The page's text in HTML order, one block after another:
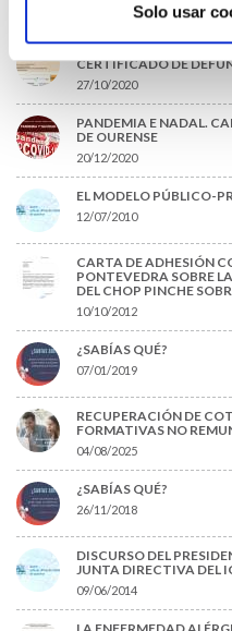
Solo usar
ACLARACIONES PARA
CERTIFICADO DE
27/10/2020
PANDEMIA E NADAL.
DE OURENSE
20/12/2020
EL MODELO PÚBLICO-
12/07/2010
CARTA DE ADHESIÓN
PONTEVEDRA SOBRE
DEL CHOP PINCHE
10/10/2012
¿SABÍAS QUÉ?
07/01/2019
RECUPERACIÓN DE
FORMATIVAS NO
04/08/2025
¿SABÍAS QUÉ?
26/11/2018
DISCURSO DEL
JUNTA DIRECTIVA DEL
09/06/2014